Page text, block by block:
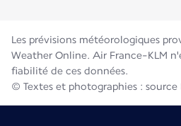
Les prévisions météorologiques
Weather Online. Air France-KLM
fiabilité de ces données.
© Textes et photographies : source